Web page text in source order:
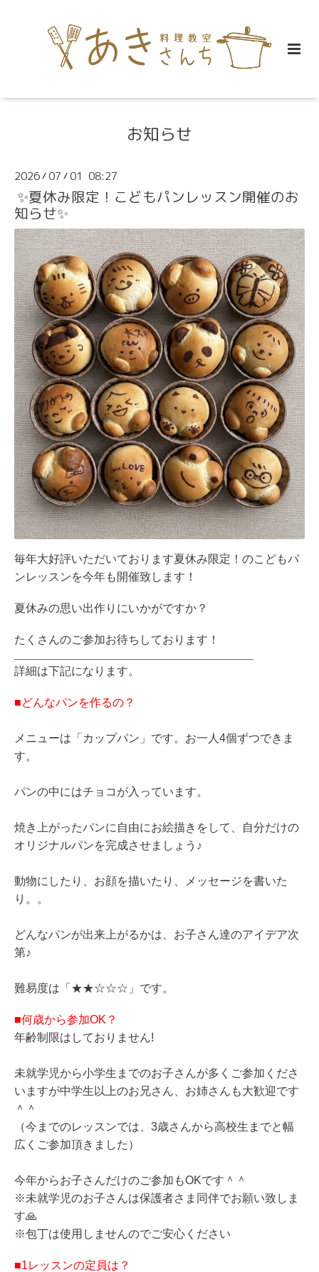
お知らせ
2026/07 /01 08:27
✨夏休み限定！こどもパンレッスン開催のお
知らせ✨
毎年大好評いただいております夏休み限定！のこどもパ
ンレッスンを今年も開催致します！
夏休みの思い出作りにいかがですか？
たくさんのご参加お待ちしております！
詳細は下記になります。
■どんなパンを作るの？
メニューは「カップパン」です。 お一人4個ずつできま
す。
パンの中にはチョコが入っています。
焼き上がったパンに自由にお絵描きをして、自分だけの
オリジナルパンを完成させましょう♪
動物にしたり、お顔を描いたり、メッセージを書いた
り。。
どんなパンが出来上がるかは、お子さん達のアイデア次
第♪
難易度は「★★☆☆☆」です。
■何歳から参加OK？
年齢制限はしておりません!
未就学児から小学生までのお子さんが多くご参加くださ
いますが中学生以上のお兄さん、お姉さんも大歓迎です
＾＾
（今までのレッスンでは、3歳さんから高校生までと幅
広くご参加頂きました）
今年からお子さんだけのご参加もOKです＾＾
※未就学児のお子さんは保護者さま同伴でお願い致しま
す🙏
※包丁は使用しませんのでご安心ください
■1レッスンの定員は？